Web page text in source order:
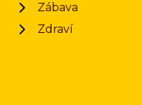
Zábava
Zdraví